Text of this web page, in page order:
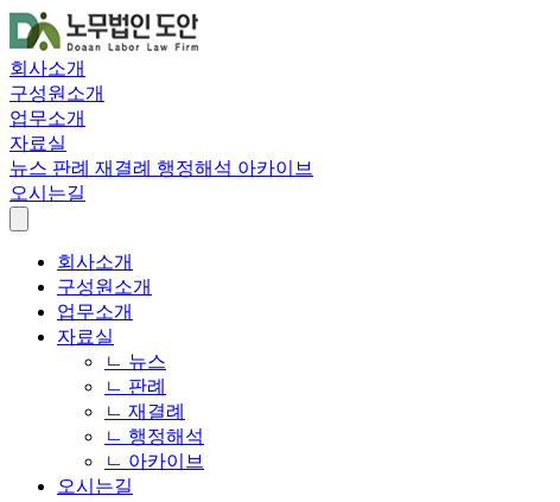
회사소개
구성원소개
업무소개
자료실
뉴스 판례 재결례 행정해석 아카이브
오시는길
회사소개
구성원소개
업무소개
자료실
ㄴ 뉴스
ㄴ 판례
ㄴ 재결례
ㄴ 행정해석
ㄴ 아카이브
오시는길